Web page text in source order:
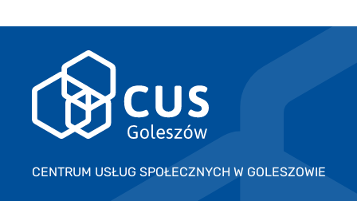
CENTRUM USŁUG SPOŁECZNYCH W GOLESZOWIE